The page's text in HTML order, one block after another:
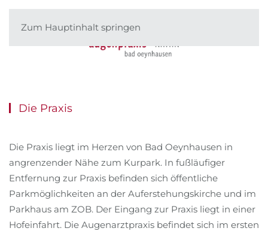
Zum Hauptinhalt springen
Die Praxis
Die Praxis liegt im Herzen von Bad Oeynhausen in
angrenzender Nähe zum Kurpark. In fußläufiger
Entfernung zur Praxis befinden sich öffentliche
Parkmöglichkeiten an der Auferstehungskirche und im
Parkhaus am ZOB. Der Eingang zur Praxis liegt in einer
Hofeinfahrt. Die Augenarztpraxis befindet sich im ersten